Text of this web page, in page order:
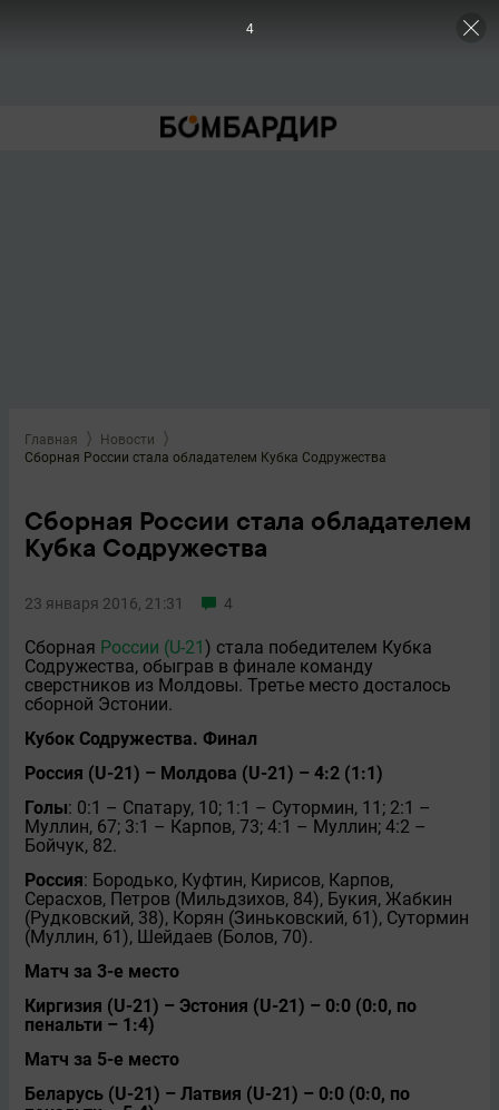
Главная
Новости
Сборная России стала обладателем Кубка Содружества
Сборная России стала обладателем
Кубка Содружества
23 января 2016, 21:31 4
Сборная России (U-21) стала победителем Кубка
Содружества, обыграв в финале команду
сверстников из Молдовы. Третье место досталось
сборной Эстонии.
Кубок Содружества. Финал
Россия (U-21) – Молдова (U-21) – 4:2 (1:1)
Голы: 0:1 – Спатару, 10; 1:1 – Сутормин, 11; 2:1 –
Муллин, 67; 3:1 – Карпов, 73; 4:1 – Муллин; 4:2 –
Бойчук, 82.
Россия: Бородько, Куфтин, Кирисов, Карпов,
Серасхов, Петров (Мильдзихов, 84), Букия, Жабкин
(Рудковский, 38), Корян (Зиньковский, 61), Сутормин
(Муллин, 61), Шейдаев (Болов, 70).
Матч за 3-е место
Киргизия (U-21) – Эстония (U-21) – 0:0 (0:0, по
пенальти – 1:4)
Матч за 5-е место
Беларусь (U-21) – Латвия (U-21) – 0:0 (0:0, по
3